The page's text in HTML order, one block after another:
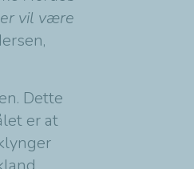
vil være
Dette
er at